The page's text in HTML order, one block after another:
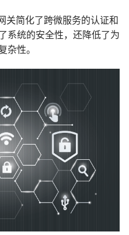
关简化了跨微服务的认证和
系统的安全性，还降低了为
杂性。